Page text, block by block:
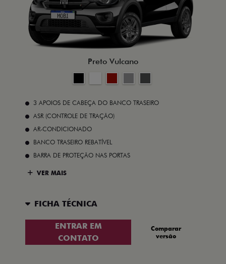
Preto Vulcano
3 APOIOS DE CABEÇA DO BANCO TRASEIRO
ASR (CONTROLE DE TRAÇÃO)
AR-CONDICIONADO
BANCO TRASEIRO REBATÍVEL
BARRA DE PROTEÇÃO NAS PORTAS
VER MAIS
FICHA TÉCNICA
ENTRAR EM
CONTATO
Comparar
versão